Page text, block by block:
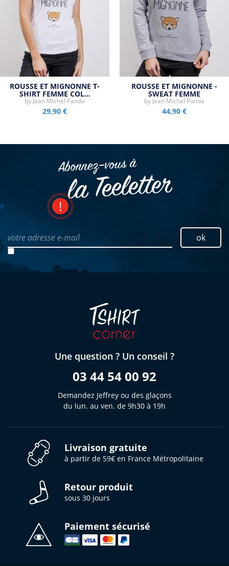
ROUSSE ET MIGNONNE T-
SHIRT FEMME COL…
by Jean Michel Panda
29,90 €
ROUSSE ET MIGNONNE -
SWEAT FEMME
by Jean Michel Panda
44,90 €
Abonnez–vous à
la Teeletter
votre adresse e-mail ok
Une question ? Un conseil ?
03 44 54 00 92
Demandez Jeffrey ou des glaçons
du lun. au ven. de 9h30 à 19h
Livraison gratuite
à partir de 59€ en France Métropolitaine
Retour produit
sous 30 jours
Paiement sécurisé